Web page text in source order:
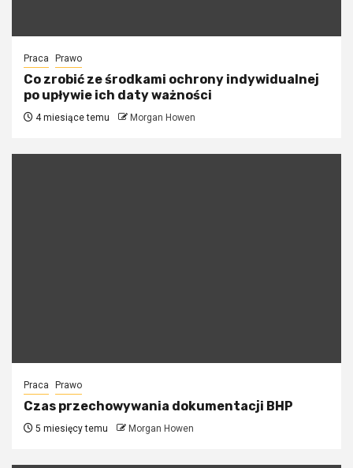
Praca Prawo
Co zrobić ze środkami ochrony indywidualnej
po upływie ich daty ważności
4 miesiące temu Morgan Howen
Praca Prawo
Czas przechowywania dokumentacji BHP
5 miesięcy temu Morgan Howen